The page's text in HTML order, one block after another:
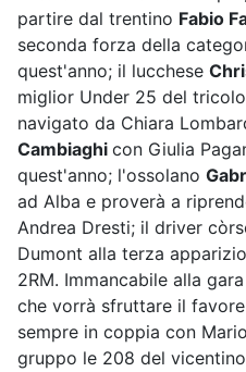
partire dal trentino Fabio
seconda forza della
quest'anno; il lucchese
miglior Under 25 del
navigato da Chiara
Cambiaghi con Giulia
quest'anno; l'ossolano
ad Alba e proverà a
Andrea Dresti; il driver
Dumont alla terza
2RM. Immancabile alla
che vorrà sfruttare il
sempre in coppia con
gruppo le 208 del vicentino